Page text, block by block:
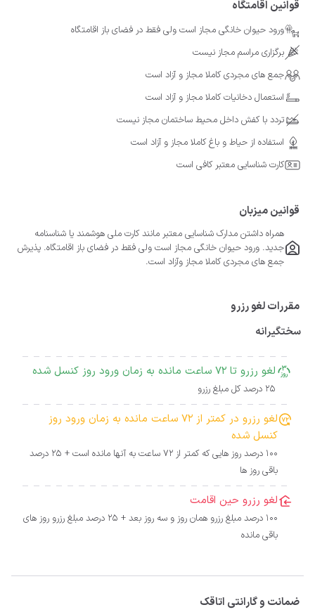
قوانین اقامتگاه
ورود حیوان خانگی مجاز است ولی فقط در فضای باز اقامتگاه
برگزاری مراسم مجاز نیست
جمع های مجردی کاملا مجاز و آزاد است
استعمال دخانیات کاملا مجاز و آزاد است
تردد با کفش داخل محیط ساختمان مجاز نیست
استفاده از حیاط و باغ کاملا مجاز و آزاد است
کارت شناسایی معتبر کافی است
قوانین میزبان
همراه داشتن مدارک شناسایی معتبر مانند کارت ملی هوشمند یا شناسنامه
جدید. ورود حیوان خانگی مجاز است ولی فقط در فضای باز اقامتگاه. پذیرش
جمع های مجردی کاملا مجاز وآزاد است.
مقررات لغو رزرو
سختگیرانه
لغو رزرو تا 72 ساعت مانده به زمان ورود روز کنسل شده
25 درصد کل مبلغ رزرو
لغو رزرو در کمتر از 72 ساعت مانده به زمان ورود روز
کنسل شده
100 درصد روز هایی که کمتر از 72 ساعت به آنها مانده است + 25 درصد
باقی روز ها
لغو رزرو حین اقامت
100 درصد مبلغ رزرو همان روز و سه روز بعد + 25 درصد مبلغ رزرو روز های
باقی مانده
ضمانت و گارانتی اتاقک